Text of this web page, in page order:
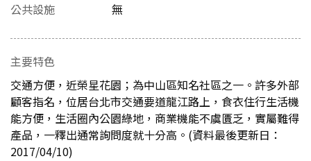
公共設施
無
主要特色
交通方便，近榮星花園；為中山區知名社區之一。許多外部
顧客指名，位居台北市交通要道龍江路上，食衣住行生活機
能方便，生活圈內公園綠地，商業機能不虞匱乏，實屬難得
產品，一釋出通常詢問度就十分高。(資料最後更新日：
2017/04/10)